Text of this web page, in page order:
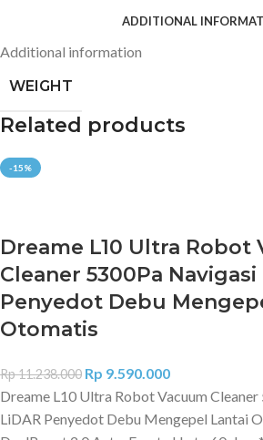
ADDITIONAL
Additional information
WEIGHT
Related products
-15%
Dreame L10 Ultra Robot
Cleaner 5300Pa Navigasi
Penyedot Debu
Otomatis
Rp11.238.000 Rp 9.590.000
Dreame L10 Ultra Robot Vacuum
LiDAR Penyedot Debu Mengepel Lantai